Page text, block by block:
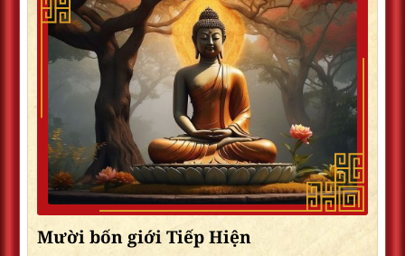
Mười bốn giới Tiếp Hiện